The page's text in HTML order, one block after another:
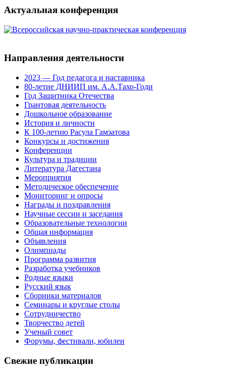
Актуальная конференция
Направления деятельности
2023 — Год педагога и наставника
80-летие ДНИИП им. А.А.Тахо-Годи
Год Защитника Отечества
Грантовая деятельность
Дошкольное образование
История и личности
К 100-летию Расула Гамзатова
Конкурсы и достижения
Конференции
Культура и традиции
Литература Дагестана
Мероприятия
Методическое обеспечение
Мониторинг и опросы
Награды и поздравления
Научные сессии и заседания
Образовательные технологии
Общая информация
Объявления
Олимпиады
Программа развития
Разработка учебников
Родные языки
Русский язык
Сборники материалов
Семинары и круглые столы
Сотрудничество
Творчество детей
Ученый совет
Форумы, фестивали, юбилеи
Свежие публикации